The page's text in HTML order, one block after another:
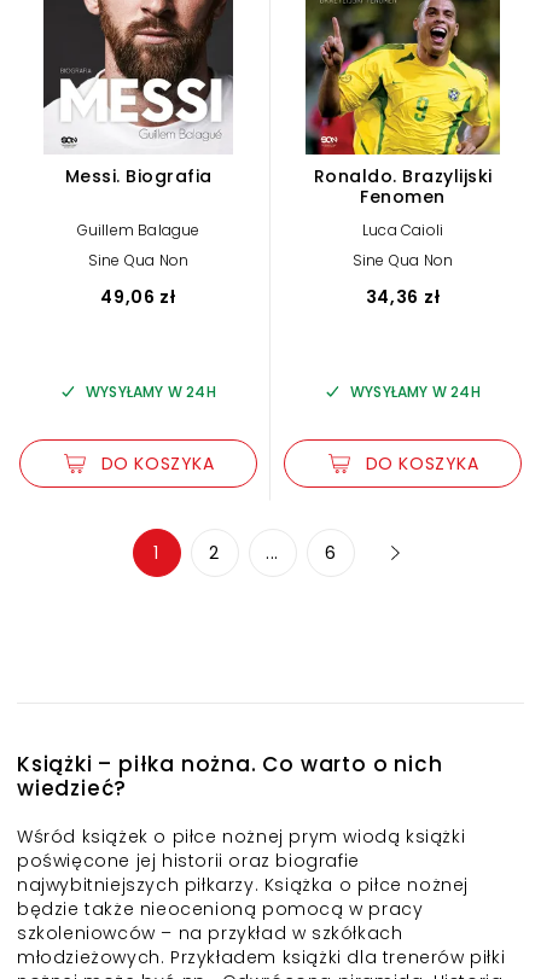
Messi. Biografia
Guillem Balague
Sine Qua Non
49,06 zł
WYSYŁAMY W 24H
DO KOSZYKA
Ronaldo. Brazylijski
Fenomen
Luca Caioli
Sine Qua Non
34,36 zł
WYSYŁAMY W 24H
DO KOSZYKA
1 2 ... 6
Książki – piłka nożna. Co warto o nich
wiedzieć?
Wśród książek o piłce nożnej prym wiodą książki
poświęcone jej historii oraz biografie
najwybitniejszych piłkarzy. Książka o piłce nożnej
będzie także nieocenioną pomocą w pracy
szkoleniowców – na przykład w szkółkach
młodzieżowych. Przykładem książki dla trenerów piłki